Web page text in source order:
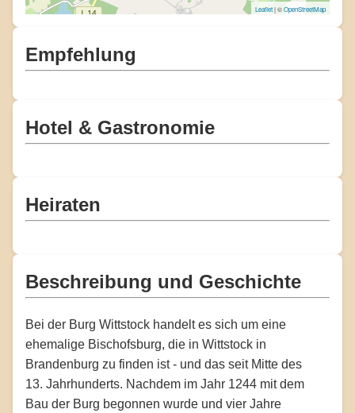
Leaflet| ©OpenStreetMap
Empfehlung
Hotel & Gastronomie
Heiraten
Beschreibung und Geschichte
Bei der Burg Wittstock handelt es sich um eine
ehemalige Bischofsburg, die in Wittstock in
Brandenburg zu finden ist - und das seit Mitte des
13. Jahrhunderts. Nachdem im Jahr 1244 mit dem
Bau der Burg begonnen wurde und vier Jahre